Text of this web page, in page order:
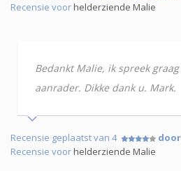
Recensie voorhelderziende Malie
Bedankt Malie, ik spreek
aanrader. Dikke dank u. Mark.
Recensie geplaatst van 4
Recensie voorhelderziende Malie